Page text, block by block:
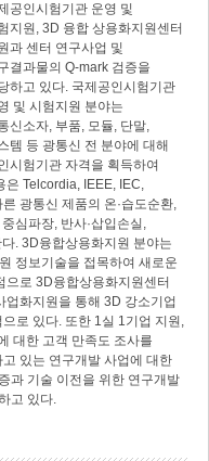
공인시험기관 운영 및
지원, 3D 융합 상용화지원센터
과 센터 연구사업 및
결과물의 Q-mark 검증을
하고 있다. 국제공인시험기관
및 시험지원 분야는
신소자, 부품, 모듈, 단말,
템 등 광통신 전 분야에 대해
시험기관 자격을 획득하여
은 Telcordia, IEEE, IEC,
광통신 제품의 온·습도순환,
심파장, 반사·삽입손실,
. 3D융합상용화지원 분야는
정보기술을 접목하여 새로운
으로 3D융합상용화지원센터
화지원을 통해 3D 강소기업
로 있다. 또한 1실 1기업 지원,
대한 고객 만족도 조사를
있는 연구개발 사업에 대한
과 기술 이전을 위한 연구개발
고 있다.